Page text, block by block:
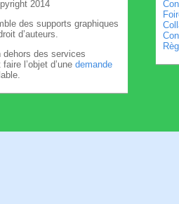
2014
des supports graphiques
d’auteurs.
dehors des services
l’objet d’une demande